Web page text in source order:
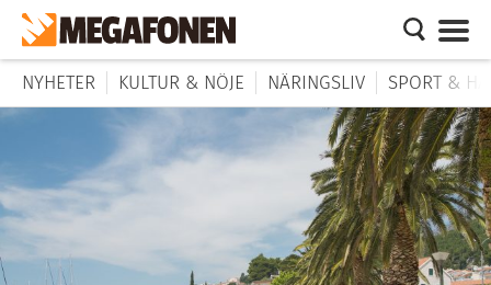
NYHETER KULTUR & NÖJE NÄRINGSLIV SPORT &